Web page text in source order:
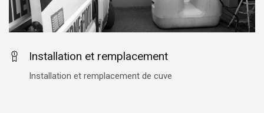
Installation et remplacement
Installation et remplacement de cuve